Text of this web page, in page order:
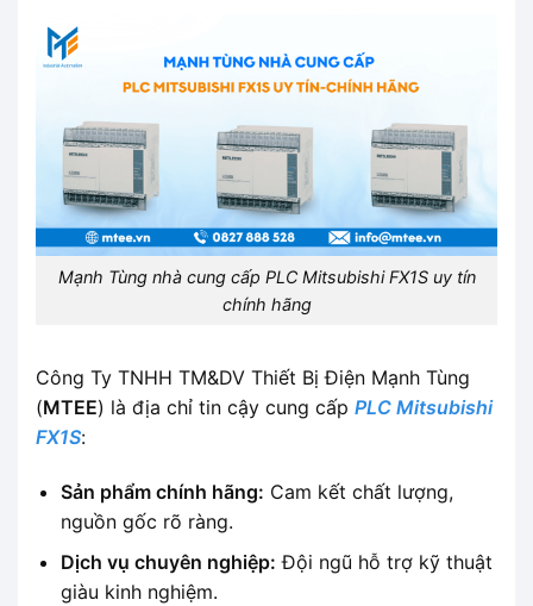
Mạnh Tùng nhà cung cấp PLC Mitsubishi FX1S uy tín
chính hãng
Công Ty TNHH TM&DV Thiết Bị Điện Mạnh Tùng
(MTEE) là địa chỉ tin cậy cung cấp PLC Mitsubishi
FX1S:
Sản phẩm chính hãng: Cam kết chất lượng,
nguồn gốc rõ ràng.
Dịch vụ chuyên nghiệp: Đội ngũ hỗ trợ kỹ thuật
giàu kinh nghiệm.